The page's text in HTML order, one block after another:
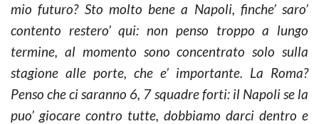
mio futuro? Sto molto bene a Napoli, finche’ saro’
contento restero’ qui: non penso troppo a lungo
termine, al momento sono concentrato solo sulla
stagione alle porte, che e’ importante. La Roma?
Penso che ci saranno 6, 7 squadre forti: il Napoli se la
puo’ giocare contro tutte, dobbiamo darci dentro e